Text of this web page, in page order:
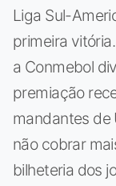
Liga Sul-
primeira
a Conmebol
premiação
mandantes de
não cobrar
bilheteria dos